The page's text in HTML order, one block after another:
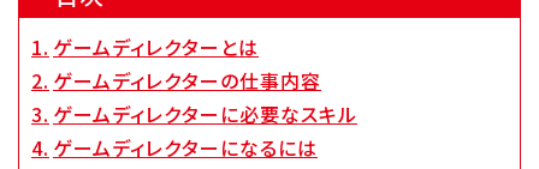
ゲームディレクターとは
ゲームディレクターの仕事内容
ゲームディレクターに必要なスキル
ゲームディレクターになるには